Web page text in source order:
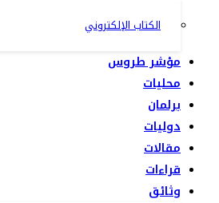
الكتاب الإلكتروني
مؤشر طروس
محليات
برلمان
دوليات
مقالات
قراءات
وثائق